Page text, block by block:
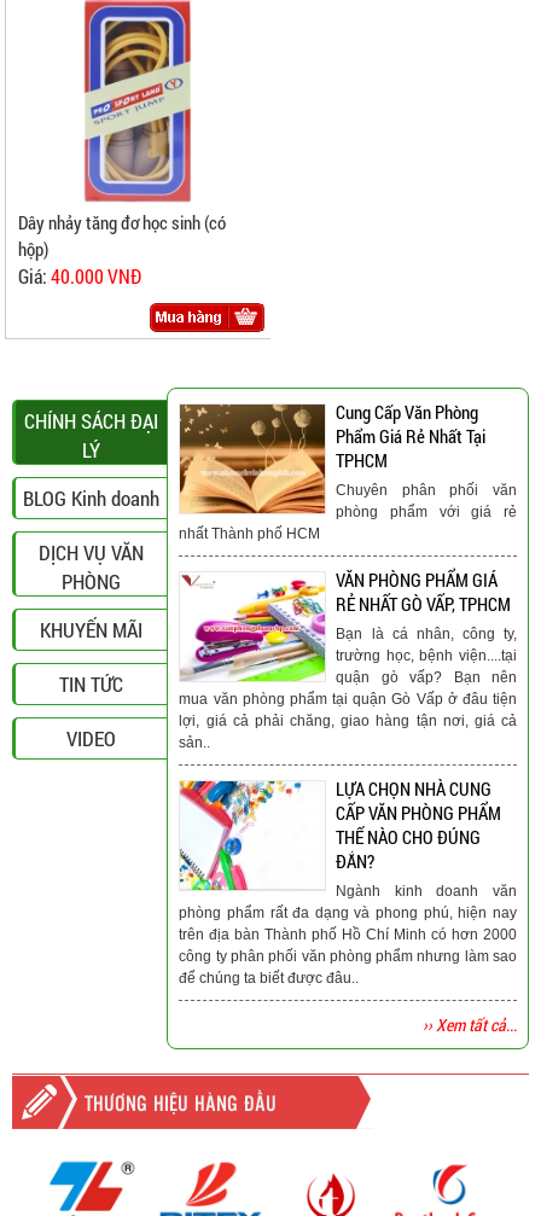
Dây nhảy tăng đơ học sinh (có
hộp)
Giá:40.000 VNĐ
CHÍNH SÁCH ĐẠI
LÝ
BLOG Kinh doanh
DỊCH VỤ VĂN
PHÒNG
KHUYẾN MÃI
TIN TỨC
VIDEO
Cung Cấp Văn Phòng
Phẩm Giá Rẻ Nhất Tại
TPHCM
Chuyên phân phối văn
phòng phẩm với giá rẻ
nhất Thành phố HCM
VĂN PHÒNG PHẨM GIÁ
RẺ NHẤT GÒ VẤP, TPHCM
Bạn là cá nhân, công ty,
trường học, bệnh viện....tại
quận gò vấp? Bạn nên
mua văn phòng phẩm tại quận Gò Vấp ở đâu tiện
lợi, giá cả phải chăng, giao hàng tận nơi, giá cả
sản..
LỰA CHỌN NHÀ CUNG
CẤP VĂN PHÒNG PHẨM
THẾ NÀO CHO ĐÚNG
ĐẮN?
Ngành kinh doanh văn
phòng phẩm rất đa dạng và phong phú, hiện nay
trên địa bàn Thành phố Hồ Chí Minh có hơn 2000
công ty phân phối văn phòng phẩm nhưng làm sao
để chúng ta biết được đâu..
›› Xem tất cả...
THƯƠNG HIỆU HÀNG ĐẦU